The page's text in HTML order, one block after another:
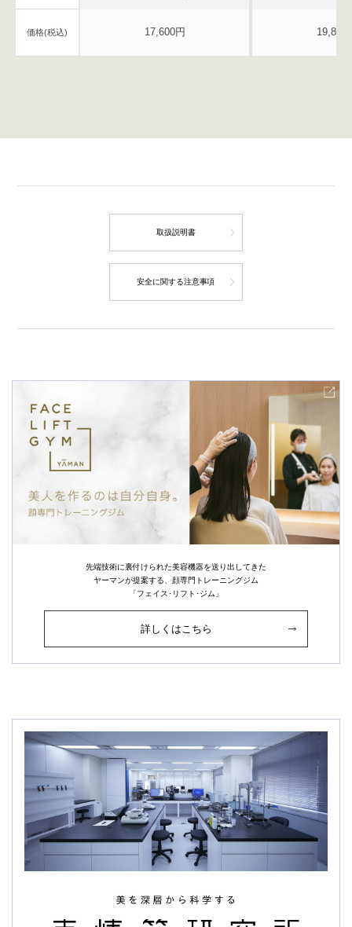
価格(税込) 17,600円 19,800
取扱説明書
安全に関する注意事項
先端技術に裏付けられた美容機器を送り出してきた
ヤーマンが提案する、顔専門トレーニングジム
「フェイス･リフト･ジム」
詳しくはこちら